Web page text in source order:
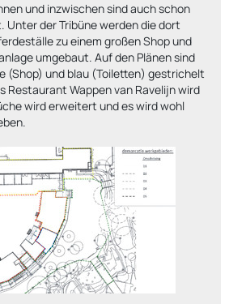
und inzwischen sind auch schon
Unter der Tribüne werden die dort
zu einem großen Shop und
umgebaut. Auf den Plänen sind
(Shop) und blau (Toiletten) gestrichelt
Restaurant Wappen van Ravelijn wird
wird erweitert und es wird wohl